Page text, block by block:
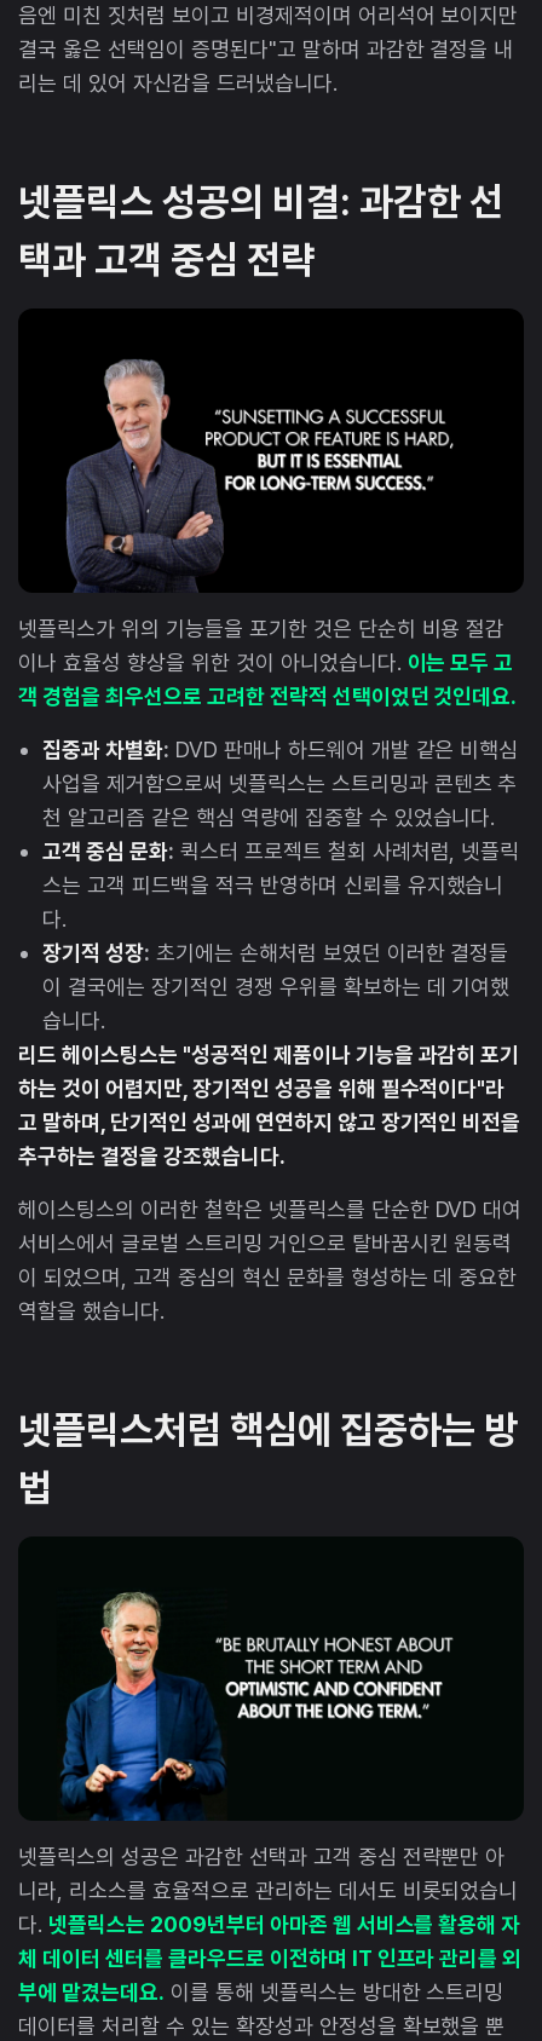
음엔 미친 짓처럼 보이고 비경제적이며 어리석어 보이지만
결국 옳은 선택임이 증명된다"고 말하며 과감한 결정을 내
리는 데 있어 자신감을 드러냈습니다.
넷플릭스 성공의 비결: 과감한 선
택과 고객 중심 전략
넷플릭스가 위의 기능들을 포기한 것은 단순히 비용 절감
이나 효율성 향상을 위한 것이 아니었습니다. 이는 모두 고
객 경험을 최우선으로 고려한 전략적 선택이었던 것인데요.
집중과 차별화: DVD 판매나 하드웨어 개발 같은 비핵심
사업을 제거함으로써 넷플릭스는 스트리밍과 콘텐츠 추
천 알고리즘 같은 핵심 역량에 집중할 수 있었습니다.
고객 중심 문화: 퀵스터 프로젝트 철회 사례처럼, 넷플릭
스는 고객 피드백을 적극 반영하며 신뢰를 유지했습니
다.
장기적 성장: 초기에는 손해처럼 보였던 이러한 결정들
이 결국에는 장기적인 경쟁 우위를 확보하는 데 기여했
습니다.
리드 헤이스팅스는 "성공적인 제품이나 기능을 과감히 포기
하는 것이 어렵지만, 장기적인 성공을 위해 필수적이다"라
고 말하며, 단기적인 성과에 연연하지 않고 장기적인 비전을
추구하는 결정을 강조했습니다.
헤이스팅스의 이러한 철학은 넷플릭스를 단순한 DVD 대여
서비스에서 글로벌 스트리밍 거인으로 탈바꿈시킨 원동력
이 되었으며, 고객 중심의 혁신 문화를 형성하는 데 중요한
역할을 했습니다.
넷플릭스처럼 핵심에 집중하는 방
법
넷플릭스의 성공은 과감한 선택과 고객 중심 전략뿐만 아
니라, 리소스를 효율적으로 관리하는 데서도 비롯되었습니
다. 넷플릭스는 2009년부터 아마존 웹 서비스를 활용해 자
체 데이터 센터를 클라우드로 이전하며 IT 인프라 관리를 외
부에 맡겼는데요. 이를 통해 넷플릭스는 방대한 스트리밍
데이터를 처리할 수 있는 확장성과 안정성을 확보했을 뿐